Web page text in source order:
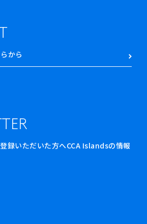
から
録いただいた方へCCA Islandsの情報